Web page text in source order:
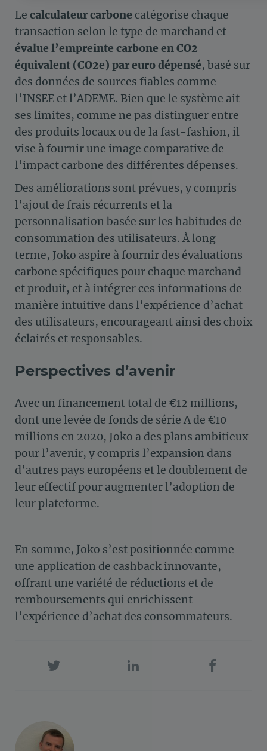
Notre plateforme vous permet d'adapter et de gérer vos
Le calculateur carbone catégorise chaque
transaction selon le type de marchand et
évalue l’empreinte carbone en CO2
équivalent (CO2e) par euro dépensé, basé sur
des données de sources fiables comme
l’INSEE et l’ADEME. Bien que le système ait
ses limites, comme ne pas distinguer entre
des produits locaux ou de la fast-fashion, il
vise à fournir une image comparative de
l’impact carbone des différentes dépenses.
Des améliorations sont prévues, y compris
l’ajout de frais récurrents et la
personnalisation basée sur les habitudes de
consommation des utilisateurs. À long
terme, Joko aspire à fournir des évaluations
carbone spécifiques pour chaque marchand
et produit, et à intégrer ces informations de
manière intuitive dans l’expérience d’achat
des utilisateurs, encourageant ainsi des choix
éclairés et responsables.
Perspectives d’avenir
Avec un financement total de €12 millions,
dont une levée de fonds de série A de €10
millions en 2020, Joko a des plans ambitieux
pour l’avenir, y compris l’expansion dans
d’autres pays européens et le doublement de
leur effectif pour augmenter l’adoption de
leur plateforme​.
En somme, Joko s’est positionnée comme
une application de cashback innovante,
offrant une variété de réductions et de
remboursements qui enrichissent
l’expérience d’achat des consommateurs.